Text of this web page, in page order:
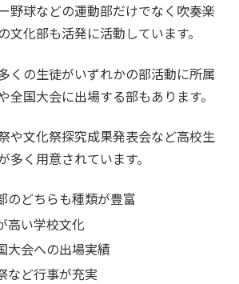
野球などの運動部だけでなく吹奏楽
文化部も活発に活動しています。
くの生徒がいずれかの部活動に所属
全国大会に出場する部もあります。
や文化祭探究成果発表会など高校生
多く用意されています。
のどちらも種類が豊富
高い学校文化
大会への出場実績
など行事が充実